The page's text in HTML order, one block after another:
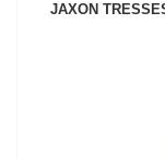
JAXON